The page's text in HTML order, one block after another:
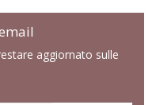
aggiornato sulle